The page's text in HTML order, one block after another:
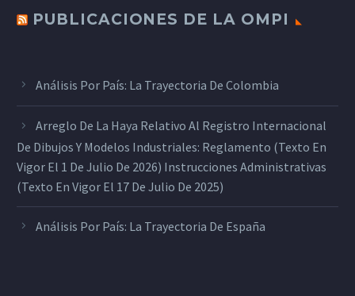
PUBLICACIONES DE LA OMPI
Análisis Por País: La Trayectoria De Colombia
Arreglo De La Haya Relativo Al Registro Internacional
De Dibujos Y Modelos Industriales: Reglamento (texto En
Vigor El 1 De Julio De 2026) Instrucciones Administrativas
(texto En Vigor El 17 De Julio De 2025)
Análisis Por País: La Trayectoria De España